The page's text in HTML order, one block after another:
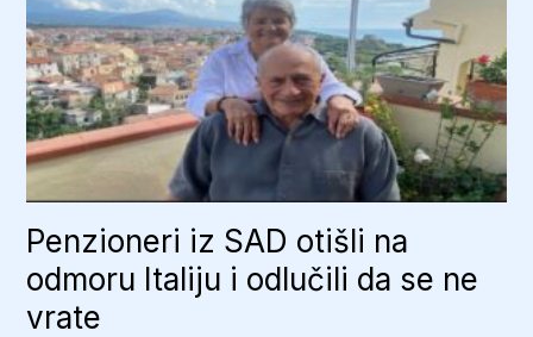
Penzioneri iz SAD otišli na
odmoru Italiju i odlučili da se ne
vrate